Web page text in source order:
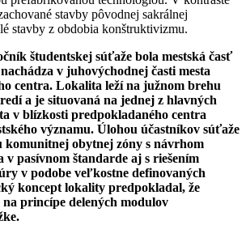
stavby pôvodnej sakrálnej
stavby z obdobia konštruktivizmu.
študentskej súťaže bola mestská časť
v juhovýchodnej časti mesta
centra. Lokalita leží na južnom brehu
a je situovaná na jednej z hlavných
v blízkosti predpokladaného centra
významu. Úlohou účastníkov súťaže
obytnej zóny s návrhom
v pasívnom štandarde aj s riešením
v podobe veľkostne definovaných
koncept lokality predpokladal, že
na princípe delených modulov